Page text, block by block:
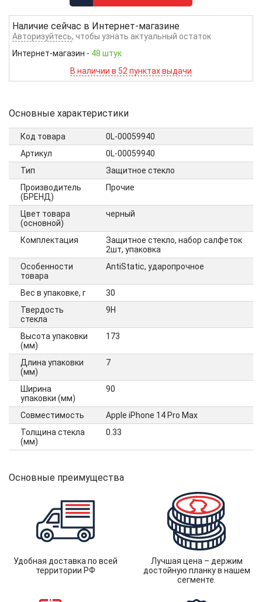
Наличие сейчас в Интернет-магазине
Авторизуйтесь, чтобы узнать актуальный остаток
Интернет-магазин - 48 штук
В наличии в 52 пунктах выдачи
Основные характеристики
Код товара
0L-00059940
Артикул
0L-00059940
Тип
Защитное стекло
Производитель
(БРЕНД)
Прочие
Цвет товара
(основной)
черный
Комплектация
Защитное стекло, набор салфеток
2шт, упаковка
Особенности
товара
AntiStatic, ударопрочное
Вес в упаковке, г
30
Твердость
стекла
9H
Высота упаковки
(мм)
173
Длина упаковки
(мм)
7
Ширина
упаковки (мм)
90
Совместимость
Apple iPhone 14 Pro Max
Толщина стекла
(мм)
0.33
Основные преимущества
Удобная доставка по всей
территории РФ
Лучшая цена – держим
достойную планку в нашем
сегменте.